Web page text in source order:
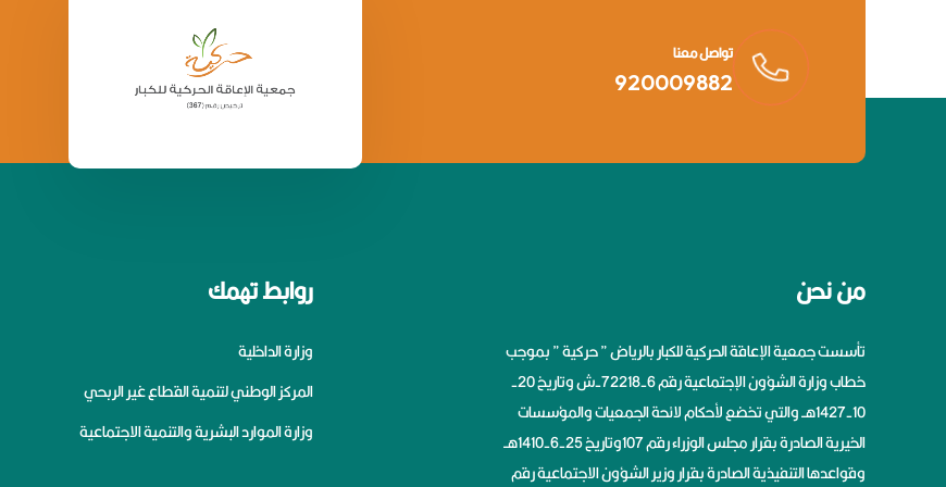
تواصل معنا
920009882
من نحن
تأسست جمعية الإعاقة الحركية للكبار بالرياض ” حركية ” بموجب
خطاب وزارة الشؤون الإجتماعية رقم 6-72218-ش وتاريخ 20-
10-1427هــ والتي تخضع لأحكام لائحة الجمعيات والمؤسسات
الخيرية الصادرة بقرار مجلس الوزراء رقم 107وتاريخ 25-6-1410هــ
وقواعدها التنفيذية الصادرة بقرار وزير الشؤون الاجتماعية رقم
روابط تهمك
وزارة الداخلية
المركز الوطني لتنمية القطاع غير الربحي
وزارة الموارد البشرية والتنمية الاجتماعية